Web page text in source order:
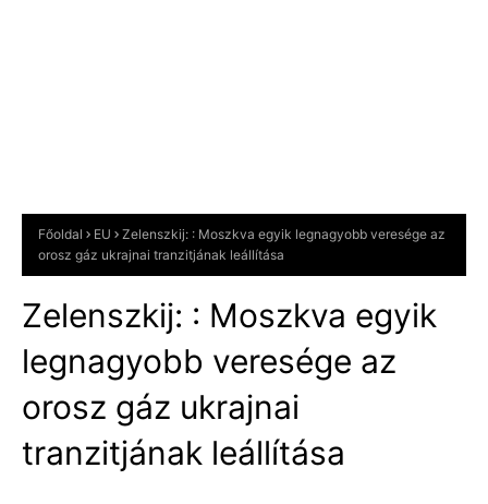
Főoldal EU
Zelenszkij: : Moszkva egyik legnagyobb veresége az
orosz gáz ukrajnai tranzitjának leállítása
Zelenszkij: : Moszkva egyik
legnagyobb veresége az
orosz gáz ukrajnai
tranzitjának leállítása